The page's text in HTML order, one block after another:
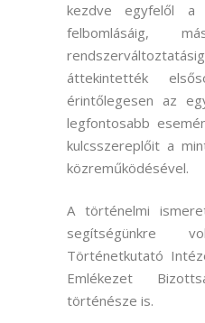
kezdve egyfelől a
felbomlásáig,
áttekintették
érintőlegesen az
legfontosabb
kulcsszereplőit a
közreműködésével.
A történelmi
segítségünkre
Történetkutató
Emlékezet
történésze is.